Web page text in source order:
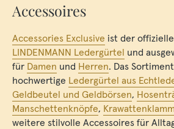
Accessoires
Accessories Exclusive ist der
LINDENMANN Ledergürtel und
für Damen und Herren. Das
hochwertige Ledergürtel aus
Geldbeutel und Geldbörsen,
Manschettenknöpfe,
weitere stilvolle Accessoires für